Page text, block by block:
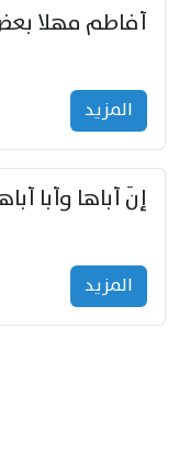
المزید
إنّ أباها وأبا
المزید